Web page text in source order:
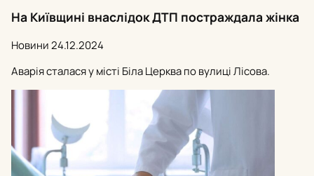
На Київщині внаслідок ДТП постраждала жінка
Новини24.12.2024
Аварія сталася у місті Біла Церква по вулиці Лісова.